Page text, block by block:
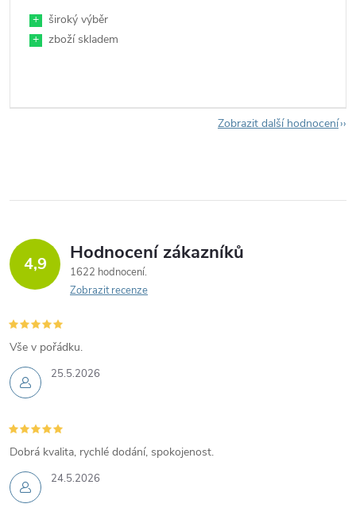
+
široký výběr
+
zboží skladem
Zobrazit další hodnocení
4,9 Hodnocení zákazníků
1622 hodnocení
Zobrazit recenze
25.5.2026
Vše v pořádku.
24.5.2026
Dobrá kvalita, rychlé dodání, spokojenost.